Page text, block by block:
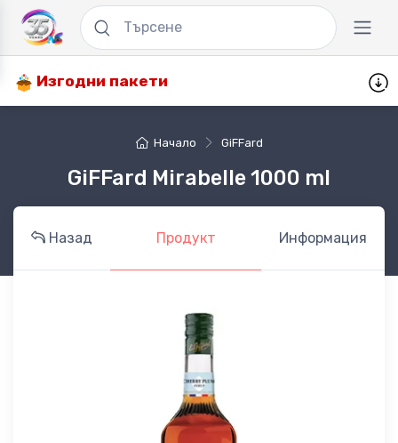
Изгодни пакети
Начало GiFFard
GiFFard Mirabelle 1000 ml
Назад Продукт Информация